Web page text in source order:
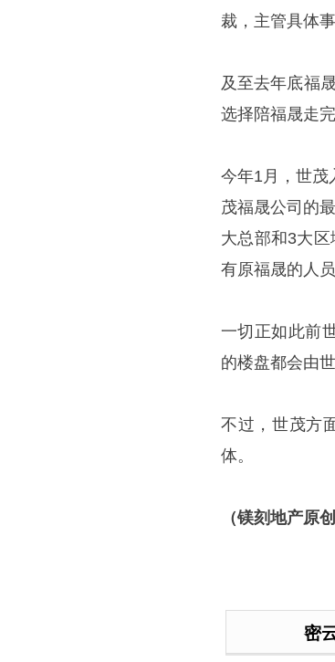
裁，主管具体事
及至去年底福
选择陪福晟走
今年1月，世茂
茂福晟公司的
大总部和3大
有原福晟的人员
一切正如此前
的楼盘都会由
不过，世茂方
体。
（镁刻地产原创
密